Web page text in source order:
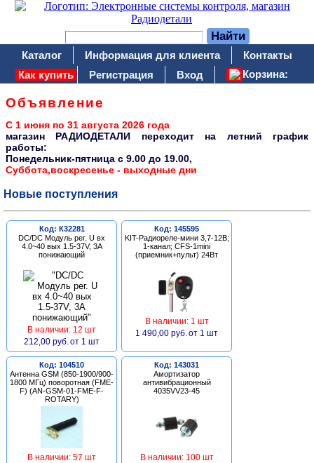
Каталог Информация для клиента
Контакты
Как купить
Регистрация Вход Корзина:
Объявление
С 1 июня по 31 августа 2026 года
магазин РАДИОДЕТАЛИ переходит на летний график
работы:
Понедельник-пятница c 9.00 до 19.00,
Суббота,воскресенье - выходные дни
Новые поступления
Код: К32281
DC/DC Модуль рег. U вх
4.0~40 вых 1.5-37V, 3A
понижающий
В наличии: 12 шт
212,00 руб. от 1 шт
Код: 145595
KIT-Радиореле-мини 3,7-12В;
1-канал; CFS-1mini
(приемник+пульт) 24Вт
В наличии: 1 шт
1 490,00 руб. от 1 шт
Код: 104510
Антенна GSM (850-1900/900-
1800 МГц) поворотная (FME-
F) (AN-GSM-01-FME-F-
ROTARY)
В наличии: 57 шт
Код: 143031
Амортизатор
антивибрационный
4035VV23-45
В наличии: 100 шт